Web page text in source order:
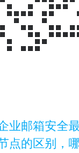
业邮箱安全
点的区别，